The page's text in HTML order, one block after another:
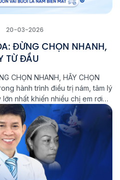
20-03-2026
ĐỪNG CHỌN NHANH,
TỪ ĐẦU
CHỌN NHANH, HÃY CHỌN
hành trình điều trị nám, tâm lý
nhất khiến nhiều chị em rơi
Nặng hơn. Tại Phòng khám
[…]